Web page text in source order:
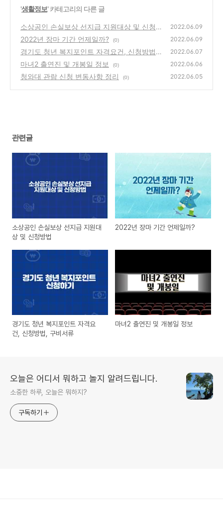
'생활정보' 카테고리의 다른 글
소상공인 손실보상 선지급 지원대상 및 신청방
법
(0)
2022.06.09
2022년 장마 기간 언제일까? (0) 2022.06.09
경기도 청년 복지포인트 자격요건, 신청방법,
구비서류
(4)
2022.06.07
마녀2 출연진 및 개봉일 정보 (0) 2022.06.06
청와대 관람 신청 변동사항 정리 (0) 2022.06.05
관련글
소상공인 손실보상 선지급 지원대
상 및 신청방법
2022년 장마 기간 언제일까?
경기도 청년 복지포인트 자격요
건, 신청방법, 구비서류
마녀2 출연진 및 개봉일 정보
오늘은 어디서 뭐하고 놀지 알려드립니다.
소중한 하루, 오늘은 뭐하지?
구독하기